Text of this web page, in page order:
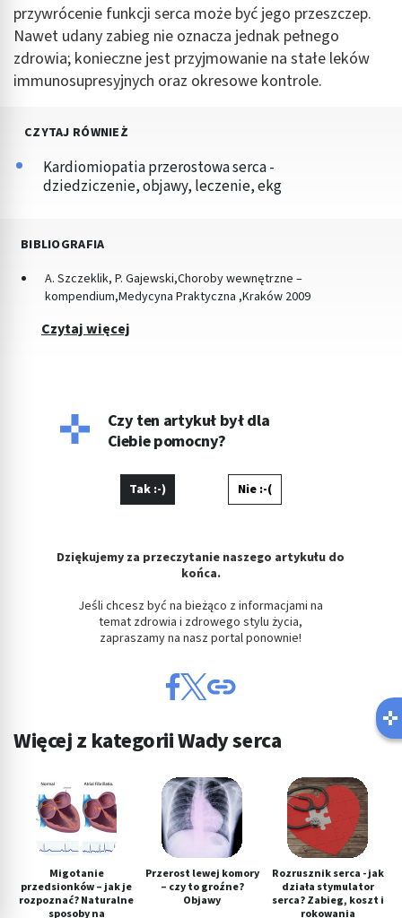
przywrócenie funkcji serca może być jego przeszczep.
Nawet udany zabieg nie oznacza jednak pełnego
zdrowia; konieczne jest przyjmowanie na stałe leków
immunosupresyjnych oraz okresowe kontrole.
CZYTAJ RÓWNIEŻ
Kardiomiopatia przerostowa serca -
dziedziczenie, objawy, leczenie, ekg
BIBLIOGRAFIA
A. Szczeklik, P. Gajewski,Choroby wewnętrzne –
kompendium,Medycyna Praktyczna ,Kraków 2009
Czytaj więcej
Czy ten artykuł był dla
Ciebie pomocny?
Tak :-) Nie :-(
Dziękujemy za przeczytanie naszego artykułu do
końca.
Jeśli chcesz być na bieżąco z informacjami na
temat zdrowia i zdrowego stylu życia,
zapraszamy na nasz portal ponownie!
Więcej z kategorii Wady serca
Migotanie
przedsionków – jak je
rozpoznać? Naturalne
sposoby na
Przerost lewej komory
– czy to groźne?
Objawy
Rozrusznik serca - jak
działa stymulator
serca? Zabieg, koszt i
rokowania